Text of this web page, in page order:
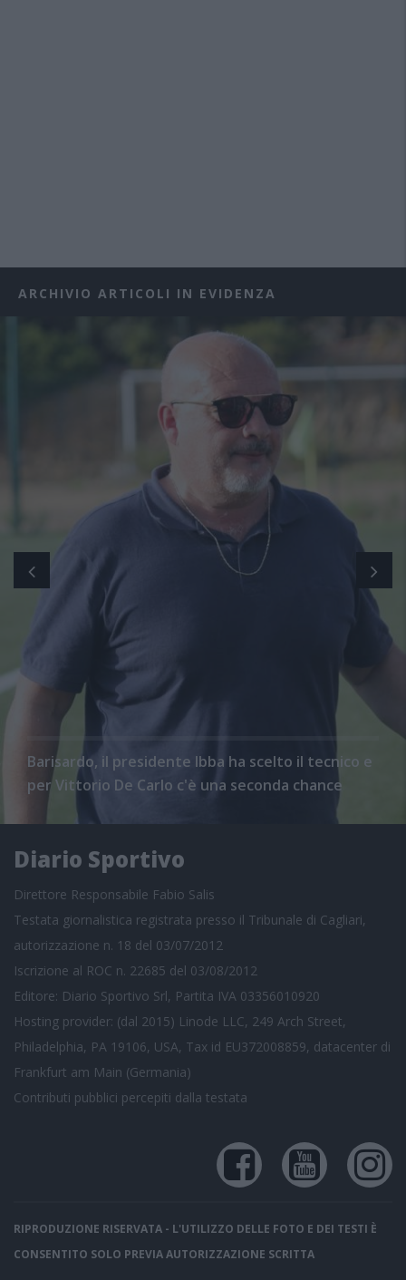
ARCHIVIO ARTICOLI IN EVIDENZA
Barisardo, il presidente Ibba ha scelto il tecnico e
per Vittorio De Carlo c'è una seconda chance
Diario Sportivo
Direttore Responsabile Fabio Salis
Testata giornalistica registrata presso il Tribunale di Cagliari,
autorizzazione n. 18 del 03/07/2012
Iscrizione al ROC n. 22685 del 03/08/2012
Editore: Diario Sportivo Srl, Partita IVA 03356010920
Hosting provider: (dal 2015) Linode LLC, 249 Arch Street,
Philadelphia, PA 19106, USA, Tax id EU372008859, datacenter di
Frankfurt am Main (Germania)
Contributi pubblici percepiti dalla testata
RIPRODUZIONE RISERVATA - L'UTILIZZO DELLE FOTO E DEI TESTI È
CONSENTITO SOLO PREVIA AUTORIZZAZIONE SCRITTA